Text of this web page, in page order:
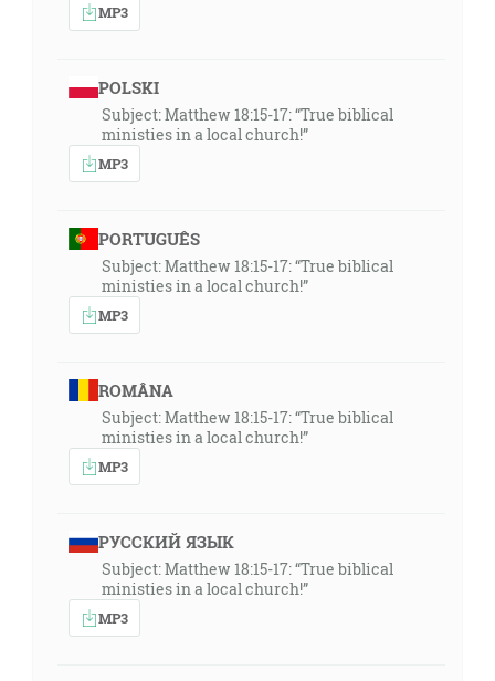
MP3
POLSKI
Subject: Matthew 18:15-17: “True biblical
ministies in a local church!”
MP3
PORTUGUÊS
Subject: Matthew 18:15-17: “True biblical
ministies in a local church!”
MP3
ROMÂNA
Subject: Matthew 18:15-17: “True biblical
ministies in a local church!”
MP3
РУССКИЙ ЯЗЫК
Subject: Matthew 18:15-17: “True biblical
ministies in a local church!”
MP3